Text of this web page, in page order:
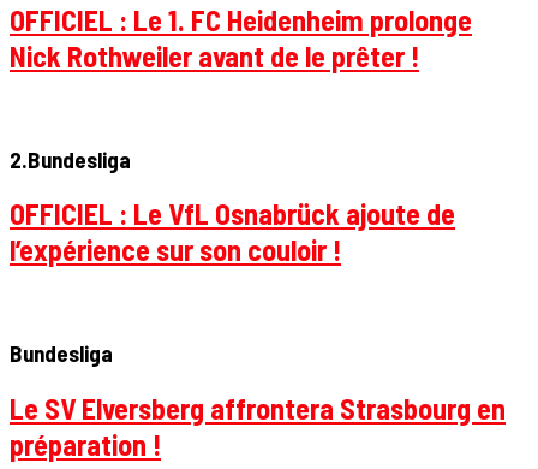
OFFICIEL : Le 1. FC Heidenheim prolonge
Nick Rothweiler avant de le prêter !
2.Bundesliga
OFFICIEL : Le VfL Osnabrück ajoute de
l’expérience sur son couloir !
Bundesliga
Le SV Elversberg affrontera Strasbourg en
préparation !